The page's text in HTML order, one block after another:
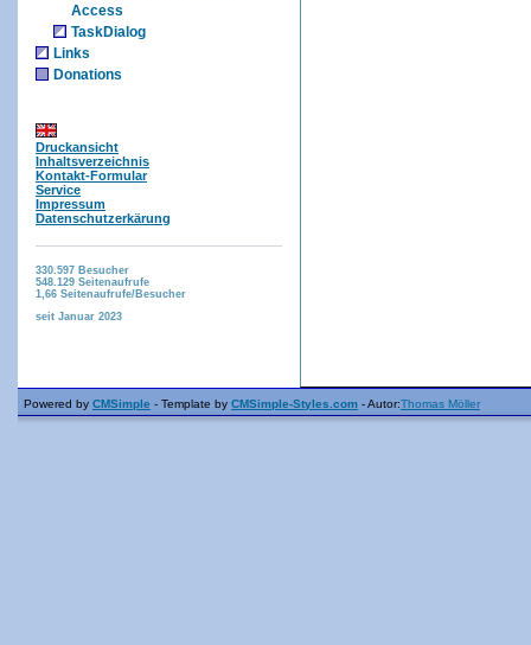
Access
TaskDialog
Links
Donations
Druckansicht
Inhaltsverzeichnis
Kontakt-Formular
Service
Impressum
Datenschutzerkärung
330.597 Besucher
548.129 Seitenaufrufe
1,66 Seitenaufrufe/Besucher
seit Januar 2023
Powered by CMSimple - Template by CMSimple-Styles.com - Autor:Thomas Möller